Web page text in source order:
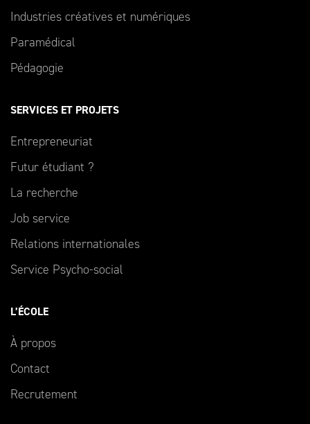
Industries créatives et numériques
Paramédical
Pédagogie
SERVICES ET PROJETS
Entrepreneuriat
Futur étudiant ?
La recherche
Job service
Relations internationales
Service Psycho-social
L’ÉCOLE
À propos
Contact
Recrutement